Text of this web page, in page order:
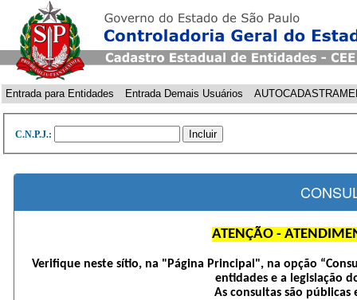
Entrada para Entidades Entrada Demais Usuários
C.N.P.J.:
ATENÇÃO -
Verifique neste sítio, na "Página Principal", na opção
entidades e a legislação
As consultas são públicas